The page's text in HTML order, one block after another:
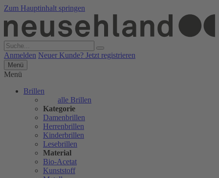
Zum Hauptinhalt springen
Anmelden Neuer Kunde? Jetzt registrieren
Menü
Menü
Brillen
alle Brillen
Kategorie
Damenbrillen
Herrenbrillen
Kinderbrillen
Lesebrillen
Material
Bio-Acetat
Kunststoff